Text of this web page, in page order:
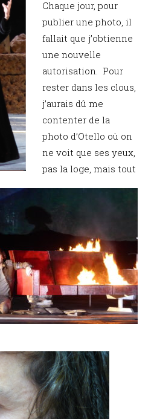
Chaque jour, pour
publier une photo, il
fallait que j’obtienne
une nouvelle
autorisation. Pour
rester dans les clous,
j’aurais dû me
contenter de la
photo d’Otello où on
ne voit que ses yeux,
pas la loge, mais tout